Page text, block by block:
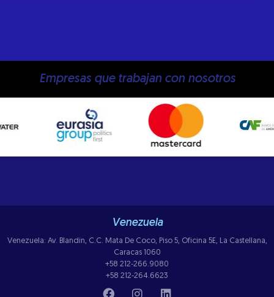
Empresas que trabajan con nosotros
Venezuela
Venezuela: Av. Blandin, C.C. Mata De Coco, Piso 5, Oficina 5E, La Castellana,
Caracas 1060
+58 212-266.9080
+58 212-264.6623